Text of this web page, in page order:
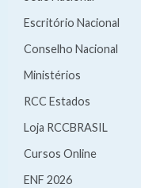
Escritório Nacional
Conselho Nacional
Ministérios
RCC Estados
Loja RCCBRASIL
Cursos Online
ENF 2026